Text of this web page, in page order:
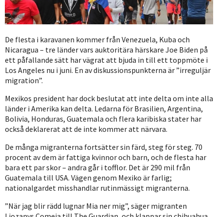
De flesta i karavanen kommer från Venezuela, Kuba och
Nicaragua – tre länder vars auktoritära härskare Joe Biden på
ett påfallande sätt har vägrat att bjuda in till ett toppmöte i
Los Angeles nu i juni. En av diskussionspunkterna är ”irreguljär
migration”.
Mexikos president har dock beslutat att inte delta om inte alla
länder i Amerika kan delta. Ledarna för Brasilien, Argentina,
Bolivia, Honduras, Guatemala och flera karibiska stater har
också deklarerat att de inte kommer att närvara.
De många migranterna fortsätter sin färd, steg för steg. 70
procent av dem är fattiga kvinnor och barn, och de flesta har
bara ett par skor – andra går i tofflor. Det är 290 mil från
Guatemala till USA. Vägen genom Mexiko är farlig;
nationalgardet misshandlar rutinmässigt migranterna.
”När jag blir rädd lugnar Mia ner mig”, säger migranten